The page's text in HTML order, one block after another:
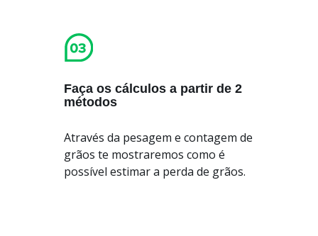
Faça os cálculos a partir de 2
métodos
Através da pesagem e contagem de
grãos te mostraremos como é
possível estimar a perda de grãos.